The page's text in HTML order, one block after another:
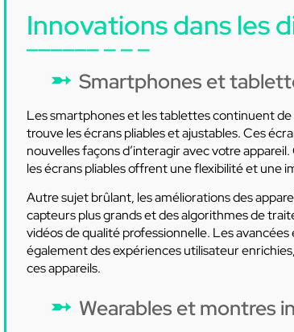
Innovations dans les
Smartphones et
Les smartphones et les tablettes continuent
trouve les écrans pliables et ajustables. Ces
nouvelles façons d’interagir avec votre
les écrans pliables offrent une flexibilité et une
Autre sujet brûlant, les améliorations des
capteurs plus grands et des algorithmes de
vidéos de qualité professionnelle. Les
également des expériences utilisateur
ces appareils.
Wearables et montres